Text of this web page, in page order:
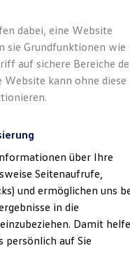
Leasing
Volkswagen
ist die Autohaus
)
Breckerfeld
dabei, eine Website
sie Grundfunktionen wie
auf sichere Bereiche
kann ohne diese
über Ihre
Seitenaufrufe,
und ermöglichen uns
in die
Damit
persönlich auf Sie